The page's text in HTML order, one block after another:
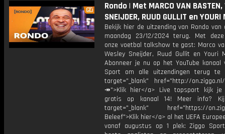
Rondo | Met MARCO VAN BASTEN,
SNEIJDER, RUUD GULLIT en YOURI
Bekijk hier de uitzending van Rondo van
maandag 23/12/2024 terug. Met
onze voetbal talkshow te gast: Marco
Wesley Sneijder, Ruud Gullit en Youri
Abonneer je nu op het YouTube kanaal
Sport om alle uitzendingen terug te
target="_blank" href="http://
↠">Klik hier</a> Live topsport kijk je
gratis op kanaal 14! Meer info?
target="_blank" href="https://
Beleef">Klik hier</a> al het UEFA
vanaf augustus op 1 plek: Ziggo